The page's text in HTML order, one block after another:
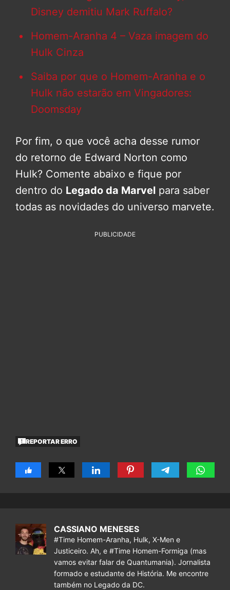
Disney demitiu Mark Ruffalo?
Homem-Aranha 4 – Vaza imagem do
Hulk Cinza
Saiba por que o Homem-Aranha e o
Hulk não estarão em Vingadores:
Doomsday
Por fim, o que você acha desse rumor
do retorno de Edward Norton como
Hulk? Comente abaixo e fique por
dentro do Legado da Marvel para saber
todas as novidades do universo marvete.
PUBLICIDADE
REPORTAR ERRO
CASSIANO MENESES
#Time Homem-Aranha, Hulk, X-Men e
Justiceiro. Ah, e #Time Homem-Formiga (mas
vamos evitar falar de Quantumania). Jornalista
formado e estudante de História. Me encontre
também no Legado da DC.